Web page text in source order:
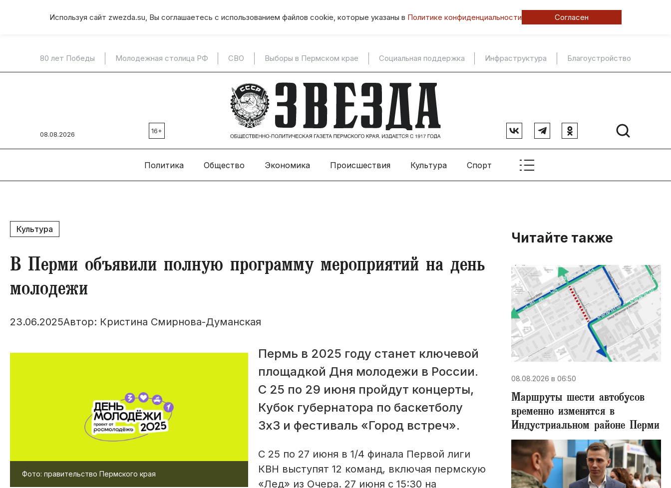
Используя сайт zwezda.su, Вы соглашаетесь с использованием файлов cookie, которые указаны в Политике конфиденциальности Согласен
80 лет Победы Молодежная столица РФ СВО Выборы в Пермском крае Социальная поддержка Инфраструктура Благоустройство
08.08.2026 16+
Политика Общество Экономика Происшествия Культура Спорт
Культура
В Перми объявили полную программу мероприятий на день
молодежи
23.06.2025Автор: Кристина Смирнова-Думанская
Фото: правительство Пермского края
Пермь в 2025 году станет ключевой
площадкой Дня молодежи в России.
С 25 по 29 июня пройдут концерты,
Кубок губернатора по баскетболу
3х3 и фестиваль «Город встреч».
С 25 по 27 июня в 1/4 финала Первой лиги
КВН выступят 12 команд, включая пермскую
«Лед» из Очера. 27 июня с 15:30 на
Читайте также
08.08.2026 в 06:50
Маршруты шести автобусов
временно изменятся в
Индустриальном районе Перми